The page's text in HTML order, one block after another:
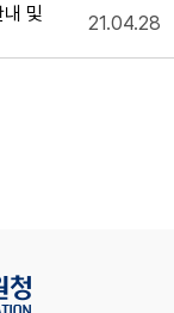
및
21.04.28